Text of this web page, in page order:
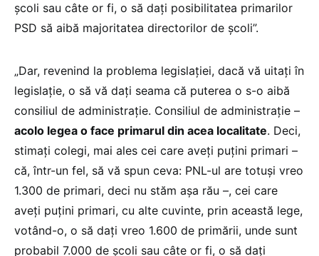
școli sau câte or fi, o să dați posibilitatea primarilor
PSD să aibă majoritatea directorilor de școli”.
„Dar, revenind la problema legislației, dacă vă uitați în
legislație, o să vă dați seama că puterea o s-o aibă
consiliul de administrație. Consiliul de administrație –
acolo legea o face primarul din acea localitate. Deci,
stimați colegi, mai ales cei care aveți puțini primari –
că, într-un fel, să vă spun ceva: PNL-ul are totuși vreo
1.300 de primari, deci nu stăm așa rău –, cei care
aveți puțini primari, cu alte cuvinte, prin această lege,
votând-o, o să dați vreo 1.600 de primării, unde sunt
probabil 7.000 de școli sau câte or fi, o să dați